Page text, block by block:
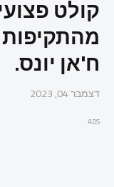
קולט
ח'אן יונס.
דצמבר 04, 2023
ADS